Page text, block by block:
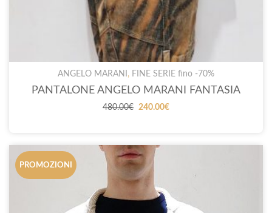
ANGELO MARANI , FINE SERIE fino -70%
PANTALONE ANGELO MARANI FANTASIA
480.00€
Il
era:
480.00€.
240.00€
PROMOZIONI